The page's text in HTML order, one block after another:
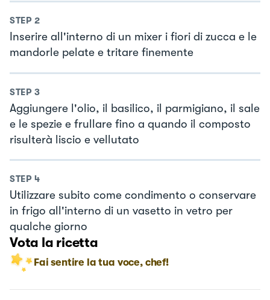
STEP 2
Inserire all'interno di un mixer i fiori di zucca e le
mandorle pelate e tritare finemente
STEP 3
Aggiungere l'olio, il basilico, il parmigiano, il sale
e le spezie e frullare fino a quando il composto
risulterà liscio e vellutato
STEP 4
Utilizzare subito come condimento o conservare
in frigo all'interno di un vasetto in vetro per
qualche giorno
Vota la ricetta
Fai sentire la tua voce, chef!